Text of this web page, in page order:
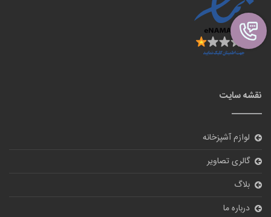
نقشه سایت
لوازم آشپزخانه
گالری تصاویر
بلاگ
درباره ما